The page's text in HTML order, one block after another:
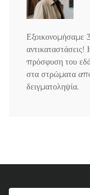
Εξοικονομήσαμε
πρόσφυση του
στα στρώματα από
δειγματοληψία.